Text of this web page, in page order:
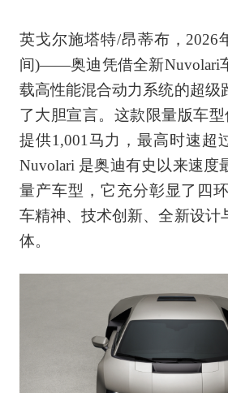
英戈尔施塔特/昂蒂布，2026
间)——奥迪凭借全新Nuvolari
载高性能混合动力系统的超级
了大胆宣言。这款限量版车
提供1,001马力，最高时速超
Nuvolari 是奥迪有史以来速度
量产车型，它充分彰显了四
车精神、技术创新、全新设计
体。